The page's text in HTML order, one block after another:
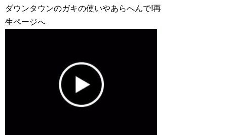
ダウンタウンのガキの使いやあらへんで!再
生ページへ